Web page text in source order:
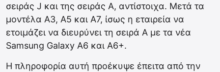
σειράς J και της σειράς Α, αντίστοιχα. Μετά τα
μοντέλα A3, A5 και A7, ίσως η εταιρεία να
ετοιμάζει να διευρύνει τη σειρά Α με τα νέα
Samsung Galaxy A6 και A6+.
H πληροφορία αυτή προέκυψε έπειτα από την